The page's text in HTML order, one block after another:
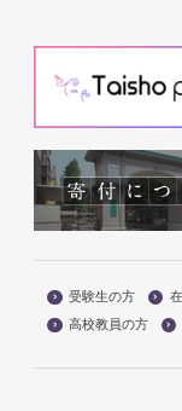
受験生の方
高校教員の方